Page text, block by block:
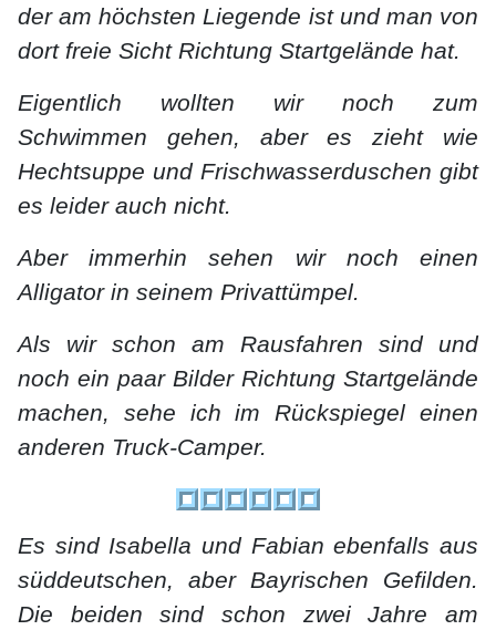
der am höchsten Liegende ist und man von
dort freie Sicht Richtung Startgelände hat.
Eigentlich wollten wir noch zum
Schwimmen gehen, aber es zieht wie
Hechtsuppe und Frischwasserduschen gibt
es leider auch nicht.
Aber immerhin sehen wir noch einen
Alligator in seinem Privattümpel.
Als wir schon am Rausfahren sind und
noch ein paar Bilder Richtung Startgelände
machen, sehe ich im Rückspiegel einen
anderen Truck-Camper.
Es sind Isabella und Fabian ebenfalls aus
süddeutschen, aber Bayrischen Gefilden.
Die beiden sind schon zwei Jahre am